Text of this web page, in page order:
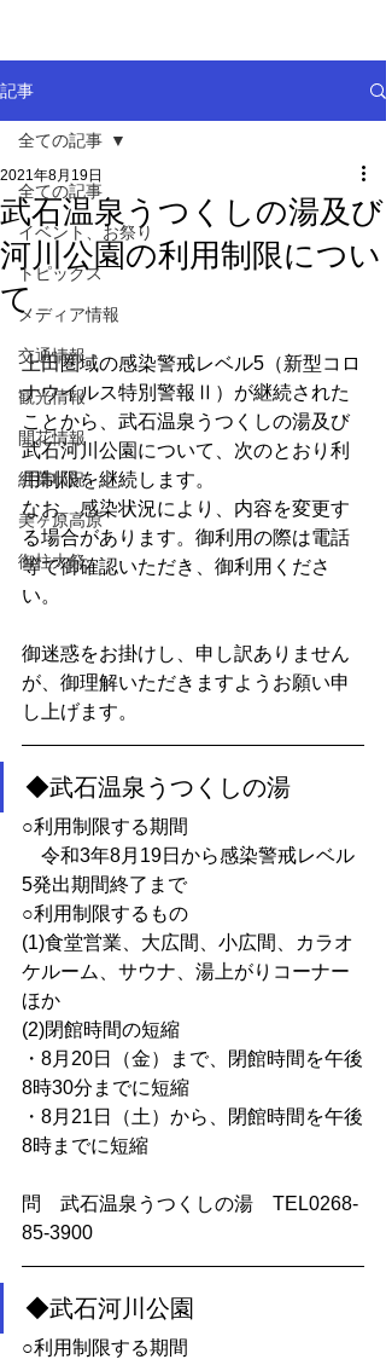
記事
全ての記事
イベント、お祭り
トピックス
メディア情報
交通情報
観光情報
開花情報
紅葉状況
美ヶ原高原
御柱大祭
全ての記事
武石温泉うつくしの湯及び
河川公園の利用制限につい
て
2021年8月19日
上田圏域の感染警戒レベル5（新型コロ
ナウイルス特別警報Ⅱ）が継続された
ことから、武石温泉うつくしの湯及び
武石河川公園について、次のとおり利
用制限を継続します。
なお、感染状況により、内容を変更す
る場合があります。御利用の際は電話
等で御確認いただき、御利用くださ
い。
御迷惑をお掛けし、申し訳ありません
が、御理解いただきますようお願い申
し上げます。
◆武石温泉うつくしの湯
○利用制限する期間
令和3年8月19日から感染警戒レベル
5発出期間終了まで
○利用制限するもの
(1)食堂営業、大広間、小広間、カラオ
ケルーム、サウナ、湯上がりコーナー
ほか
(2)閉館時間の短縮
・8月20日（金）まで、閉館時間を午後
8時30分までに短縮
・8月21日（土）から、閉館時間を午後
8時までに短縮
問　武石温泉うつくしの湯　TEL0268-
85-3900
◆武石河川公園
○利用制限する期間